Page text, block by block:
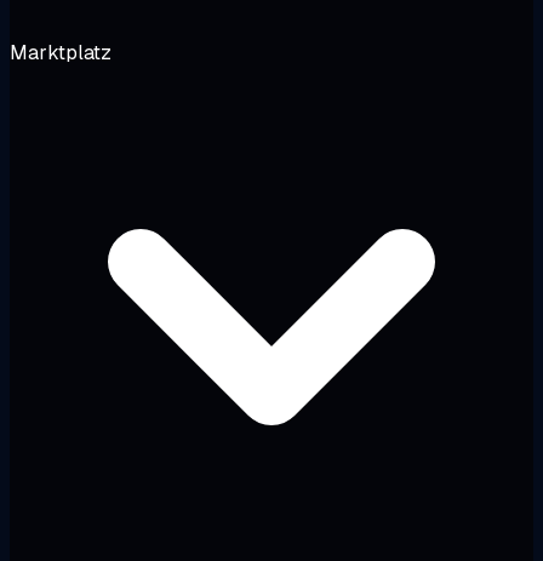
Marktplatz